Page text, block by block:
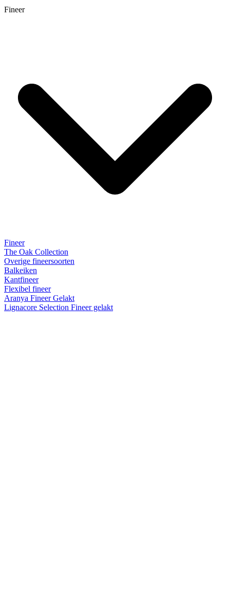
Fineer
Fineer
The Oak Collection
Overige fineersoorten
Balkeiken
Kantfineer
Flexibel fineer
Aranya Fineer Gelakt
Lignacore Selection Fineer gelakt